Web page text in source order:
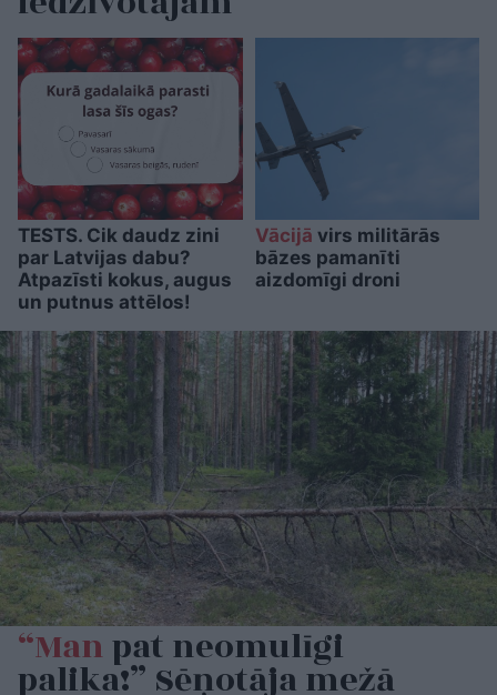
TESTS. Cik daudz zini
par Latvijas dabu?
Atpazīsti kokus, augus
un putnus attēlos!
Vācijā virs militārās
bāzes pamanīti
aizdomīgi droni
“Manpat neomulīgi
palika!” Sēņotāja mežā